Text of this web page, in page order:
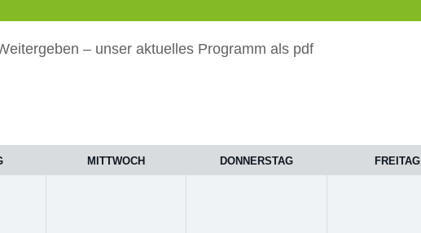
– unser aktuelles Programm als pdf
MITTWOCH DONNERSTAG FREITAG